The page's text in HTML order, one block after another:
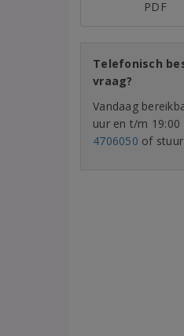
PDF
Telefonisch
vraag?
Vandaag
uur en t/m 19:00
4706050 of